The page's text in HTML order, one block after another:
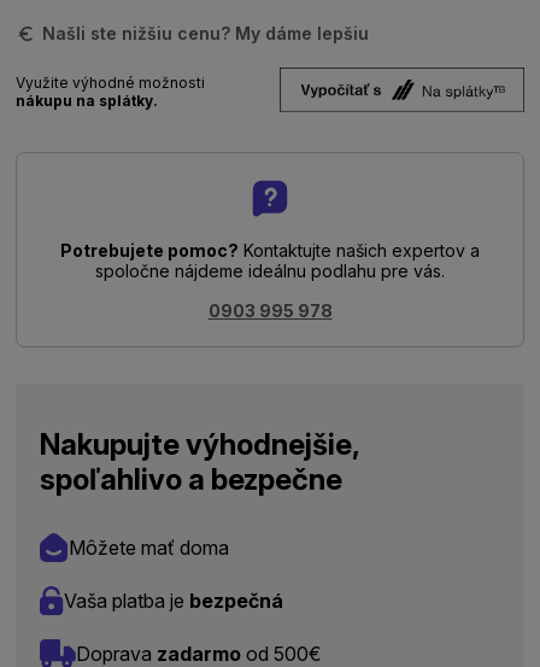
Našli ste nižšiu cenu? My dáme lepšiu
Využite výhodné možnosti
nákupu na splátky.
Potrebujete pomoc? Kontaktujte našich expertov a
spoločne nájdeme ideálnu podlahu pre vás.
0903 995 978
Nakupujte výhodnejšie,
spoľahlivo a bezpečne
Môžete mať doma
Vaša platba je bezpečná
Doprava zadarmo od 500€